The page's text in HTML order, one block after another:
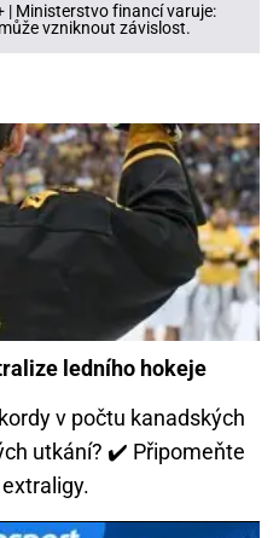
| Ministerstvo financí varuje:
vzniknout závislost.
ledního hokeje
v počtu kanadských
utkání? ✔️ Připomeňte